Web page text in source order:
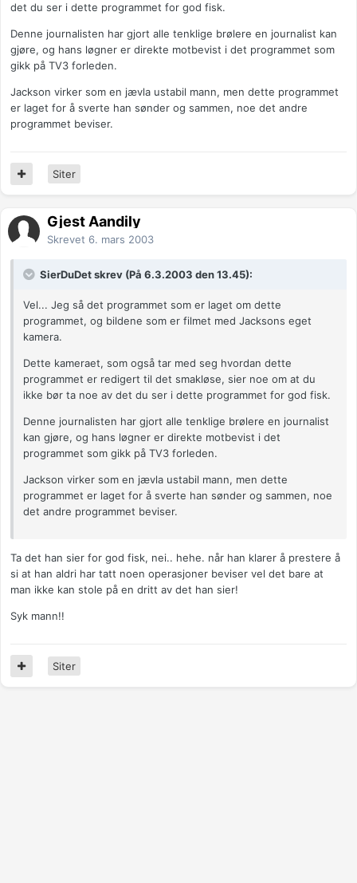
det du ser i dette programmet for god fisk.
Denne journalisten har gjort alle tenklige brølere en journalist kan
gjøre, og hans løgner er direkte motbevist i det programmet som
gikk på TV3 forleden.
Jackson virker som en jævla ustabil mann, men dette programmet
er laget for å sverte han sønder og sammen, noe det andre
programmet beviser.
Siter
Gjest Aandily
Skrevet 6. mars 2003
SierDuDet skrev (På 6.3.2003 den 13.45):
Vel... Jeg så det programmet som er laget om dette
programmet, og bildene som er filmet med Jacksons eget
kamera.
Dette kameraet, som også tar med seg hvordan dette
programmet er redigert til det smakløse, sier noe om at du
ikke bør ta noe av det du ser i dette programmet for god fisk.
Denne journalisten har gjort alle tenklige brølere en journalist
kan gjøre, og hans løgner er direkte motbevist i det
programmet som gikk på TV3 forleden.
Jackson virker som en jævla ustabil mann, men dette
programmet er laget for å sverte han sønder og sammen, noe
det andre programmet beviser.
Ta det han sier for god fisk, nei.. hehe. når han klarer å prestere å
si at han aldri har tatt noen operasjoner beviser vel det bare at
man ikke kan stole på en dritt av det han sier!
Syk mann!!
Siter